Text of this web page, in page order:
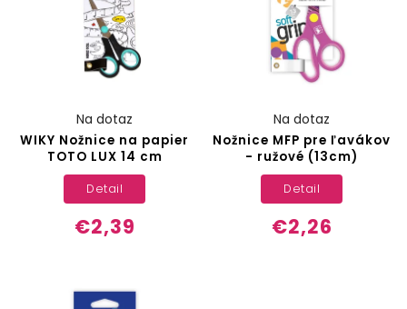
WIKY Nožnice na papier
TOTO LUX 14 cm
Na dotaz
€2,39
Detail
Nožnice MFP pre ľavákov
- ružové (13cm)
Na dotaz
€2,26
Detail